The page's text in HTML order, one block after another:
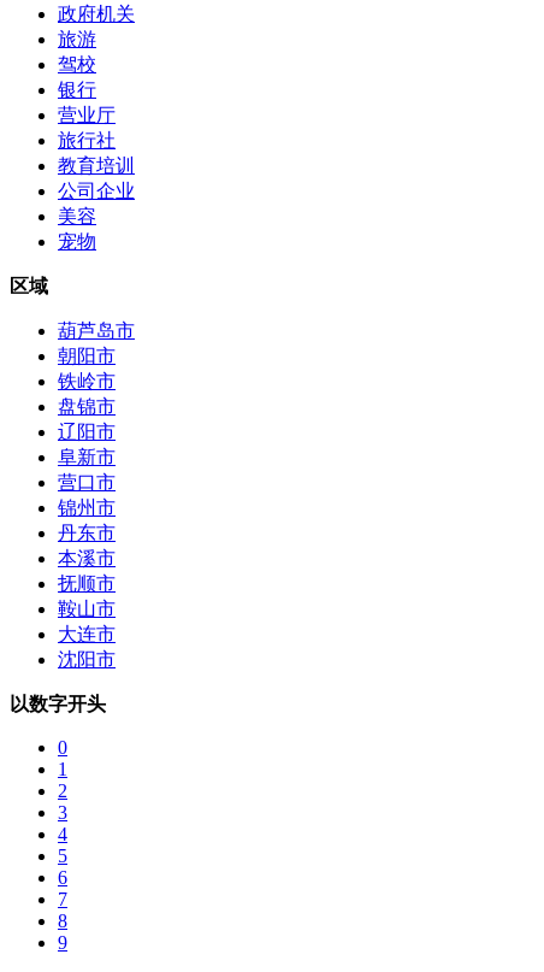
政府机关
旅游
驾校
银行
营业厅
旅行社
教育培训
公司企业
美容
宠物
区域
葫芦岛市
朝阳市
铁岭市
盘锦市
辽阳市
阜新市
营口市
锦州市
丹东市
本溪市
抚顺市
鞍山市
大连市
沈阳市
以数字开头
0
1
2
3
4
5
6
7
8
9